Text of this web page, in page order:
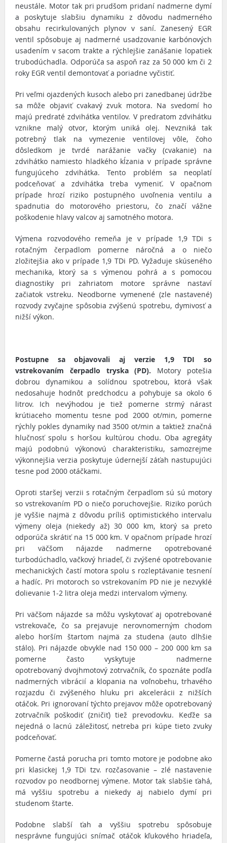
neustále. Motor tak pri prudšom pridaní nadmerne dymí
a poskytuje slabšiu dynamiku z dôvodu nadmerného
obsahu recirkulovaných plynov v saní. Zanesený EGR
ventil spôsobuje aj nadmerné usadzovanie karbónových
usadením v sacom trakte a rýchlejšie zanášanie lopatiek
trubodúchadla. Odporúča sa aspoň raz za 50 000 km či 2
roky EGR ventil demontovať a poriadne vyčistiť.
Pri veľmi ojazdených kusoch alebo pri zanedbanej údržbe
sa môže objaviť cvakavý zvuk motora. Na svedomí ho
majú predraté zdvihátka ventilov. V predratom zdvihátku
vznikne malý otvor, ktorým uniká olej. Nevzniká tak
potrebný tlak na vymezenie ventilovej vôle, čoho
dôsledkom je tvrdé narážanie vačky (cvakanie) na
zdvihátko namiesto hladkého kĺzania v prípade správne
fungujúceho zdvihátka. Tento problém sa neoplatí
podceňovať a zdvihátka treba vymeniť. V opačnom
prípade hrozí riziko postupného uvoľnenia ventilu a
spadnutia do motorového priestoru, čo značí vážne
poškodenie hlavy valcov aj samotného motora.
Výmena rozvodového remeňa je v prípade 1,9 TDi s
rotačným čerpadlom pomerne náročná a o niečo
zložitejšia ako v prípade 1,9 TDi PD. Vyžaduje skúseného
mechanika, ktorý sa s výmenou pohrá a s pomocou
diagnostiky pri zahriatom motore správne nastaví
začiatok vstreku. Neodborne vymenené (zle nastavené)
rozvody zvyčajne spôsobia zvýšenú spotrebu, dymivosť a
nižší výkon.
Postupne sa objavovali aj verzie 1,9 TDI so
vstrekovaním čerpadlo tryska (PD). Motory potešia
dobrou dynamikou a solídnou spotrebou, ktorá však
nedosahuje hodnôt predchodcu a pohybuje sa okolo 6
litrov. Ich nevýhodou je tiež pomerne strmý nárast
krútiaceho momentu tesne pod 2000 ot/min, pomerne
rýchly pokles dynamiky nad 3500 ot/min a taktiež značná
hlučnosť spolu s horšou kultúrou chodu. Oba agregáty
majú podobnú výkonovú charakteristiku, samozrejme
výkonnejšia verzia poskytuje údernejší záťah nastupujúci
tesne pod 2000 otáčkami.
Oproti staršej verzii s rotačným čerpadlom sú sú motory
so vstrekovaním PD o niečo poruchovejšie. Riziko porúch
je vyššie najmä z dôvodu príliš optimistického intervalu
výmeny oleja (niekedy až) 30 000 km, ktorý sa preto
odporúča skrátiť na 15 000 km. V opačnom prípade hrozí
pri väčšom nájazde nadmerne opotrebované
turbodúchadlo, vačkový hriadeľ, či zvýšené opotrebovanie
mechanických častí motora spolu s rozleptávanie tesnení
a hadíc. Pri motoroch so vstrekovaním PD nie je nezvyklé
dolievanie 1-2 litra oleja medzi intervalom výmeny.
Pri väčšom nájazde sa môžu vyskytovať aj opotrebované
vstrekovače, čo sa prejavuje nerovnomerným chodom
alebo horším štartom najmä za studena (auto dlhšie
stálo). Pri nájazde obvykle nad 150 000 – 200 000 km sa
pomerne často vyskytuje nadmerne
opotrebovaný dvojhmotový zotrvačník, čo spoznáte podľa
nadmerných vibrácií a klopania na voľnobehu, trhavého
rozjazdu či zvýšeného hluku pri akcelerácii z nižších
otáčok. Pri ignorovaní týchto prejavov môže opotrebovaný
zotrvačník poškodiť (zničiť) tiež prevodovku. Keďže sa
nejedná o lacnú záležitosť, netreba pri kúpe tieto zvuky
podceňovať.
Pomerne častá porucha pri tomto motore je podobne ako
pri klasickej 1,9 TDi tzv. rozčasovanie – zlé nastavenie
rozvodov po neodbornej výmene. Motor tak slabšie ťahá,
má vyššiu spotrebu a niekedy aj nabielo dymí pri
studenom štarte.
Podobne slabší ťah a vyššiu spotrebu spôsobuje
nesprávne fungujúci snímač otáčok kľukového hriadeľa,